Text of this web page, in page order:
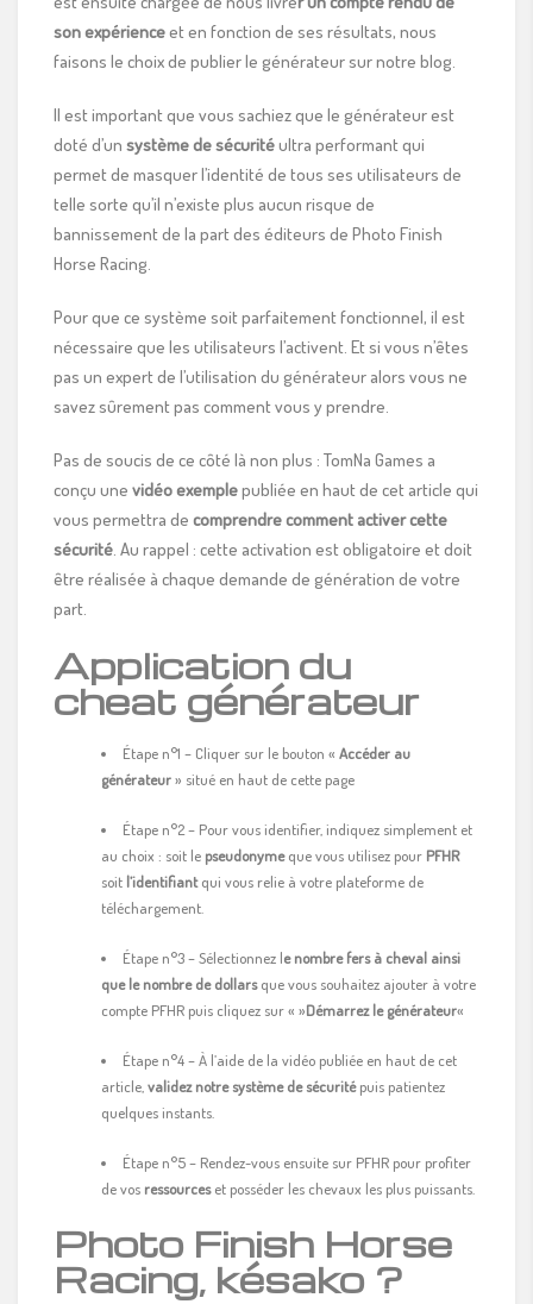
son expérienceet en fonction de ses résultats, nous
faisons le choix de publier le générateur sur notre blog.
Il est important que vous sachiez que le générateur est
doté d’un système de sécuritéultra performant qui
permet de masquer l’identité de tous ses utilisateurs de
telle sorte qu’il n’existe plus aucun risque de
bannissement de la part des éditeurs de Photo Finish
Horse Racing.
Pour que ce système soit parfaitement fonctionnel, il est
nécessaire que les utilisateurs l’activent. Et si vous n’êtes
pas un expert de l’utilisation du générateur alors vous ne
savez sûrement pas comment vous y prendre.
Pas de soucis de ce côté là non plus : TomNa Games a
conçu une vidéo exemplepubliée en haut de cet article qui
vous permettra de comprendre comment activer cette
sécurité. Au rappel : cette activation est obligatoire et doit
être réalisée à chaque demande de génération de votre
part.
Application du
cheat générateur
Étape n°1 – Cliquer sur le bouton « Accéder au
générateur» situé en haut de cette page
Étape n°2 – Pour vous identifier, indiquez simplement et
au choix : soit le pseudonymeque vous utilisez pour PFHR
soit l’identifiantqui vous relie à votre plateforme de
téléchargement.
Étape n°3 – Sélectionnez le nombre fers à cheval ainsi
que le nombre de dollarsque vous souhaitez ajouter à votre
compte PFHR puis cliquez sur « »Démarrez le générateur«
Étape n°4 – À l’aide de la vidéo publiée en haut de cet
article,validez notre système de sécuritépuis patientez
quelques instants.
Étape n°5 – Rendez-vous ensuite sur PFHR pour profiter
de vos ressourceset posséder les chevaux les plus puissants.
Photo Finish Horse
Racing, késako ?